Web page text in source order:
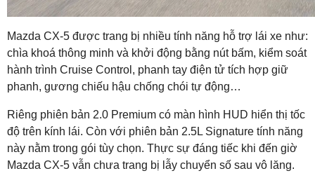
Mazda CX-5 được trang bị nhiều tính năng hỗ trợ lái xe như:
chìa khoá thông minh và khởi động bằng nút bấm, kiểm soát
hành trình Cruise Control, phanh tay điện tử tích hợp giữ
phanh, gương chiếu hậu chống chói tự động…
Riêng phiên bản 2.0 Premium có màn hình HUD hiển thị tốc
độ trên kính lái. Còn với phiên bản 2.5L Signature tính năng
này nằm trong gói tùy chọn. Thực sự đáng tiếc khi đến giờ
Mazda CX-5 vẫn chưa trang bị lẫy chuyển số sau vô lăng.